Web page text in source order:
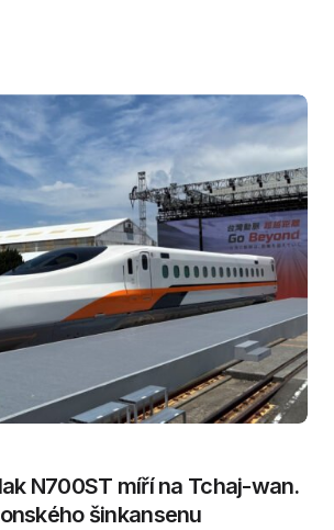
N700ST míří na Tchaj-wan.
šinkansenu